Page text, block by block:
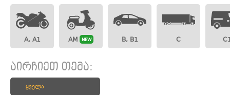
A, A1 AM NEW B, B1 C
აირჩიეთ თემა:
ყველა